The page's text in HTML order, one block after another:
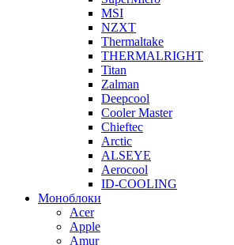
MSI
NZXT
Thermaltake
THERMALRIGHT
Titan
Zalman
Deepcool
Cooler Master
Chieftec
Arctic
ALSEYE
Aerocool
ID-COOLING
Моноблоки
Acer
Apple
Amur